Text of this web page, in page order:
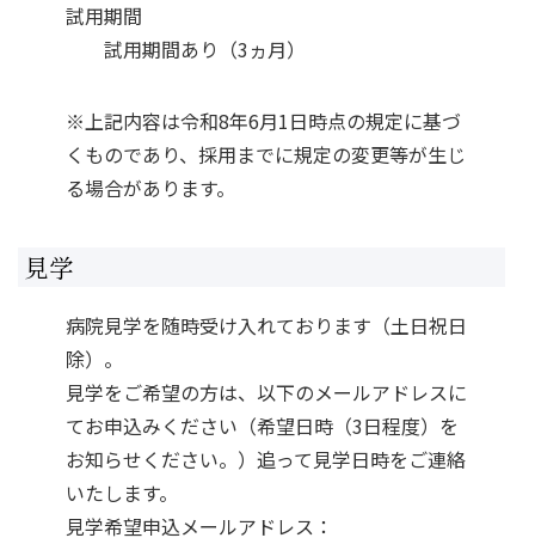
試用期間
試用期間あり（3ヵ月）
※上記内容は令和8年6月1日時点の規定に基づ
くものであり、採用までに規定の変更等が生じ
る場合があります。
見学
病院見学を随時受け入れております（土日祝日
除）。
見学をご希望の方は、以下のメールアドレスに
てお申込みください（希望日時（3日程度）を
お知らせください。）追って見学日時をご連絡
いたします。
見学希望申込メールアドレス：